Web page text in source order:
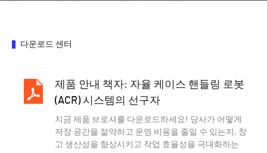
다운로드 센터
제품 안내 책자: 자율 케이스 핸들링 로봇
(ACR) 시스템의 선구자
지금 제품 브로셔를 다운로드하세요! 당사가 어떻게
저장 공간을 절약하고 운영 비용을 줄일 수 있는지, 창
고 생산성을 향상시키고 작업 효율성을 극대화하는